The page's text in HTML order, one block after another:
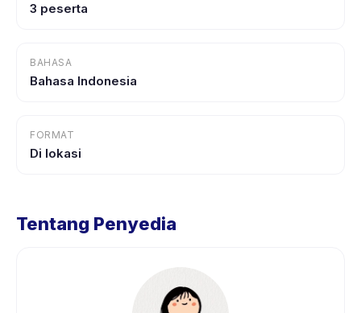
3 peserta
BAHASA
Bahasa Indonesia
FORMAT
Di lokasi
Tentang Penyedia